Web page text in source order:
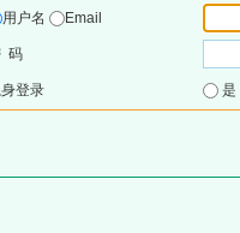
用户名
Email
码
登录